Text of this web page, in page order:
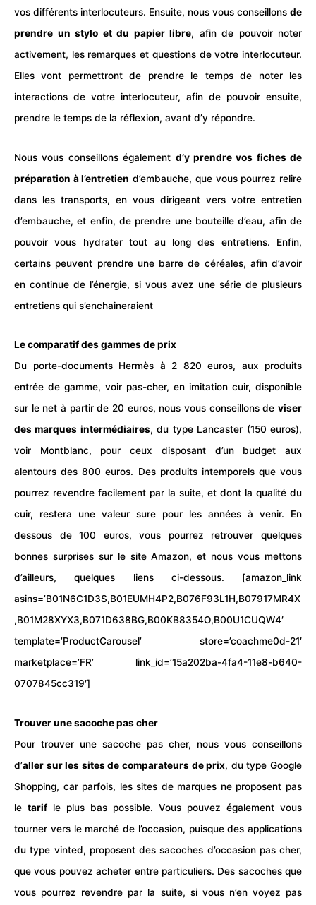
vos différents interlocuteurs. Ensuite, nous vous conseillons de
prendre un stylo et du papier libre, afin de pouvoir noter
activement, les remarques et questions de votre interlocuteur.
Elles vont permettront de prendre le temps de noter les
interactions de votre interlocuteur, afin de pouvoir ensuite,
prendre le temps de la réflexion, avant d’y répondre.
Nous vous conseillons également d’y prendre vos fiches de
préparation à l’entretien d’embauche, que vous pourrez relire
dans les transports, en vous dirigeant vers votre entretien
d’embauche, et enfin, de prendre une bouteille d’eau, afin de
pouvoir vous hydrater tout au long des entretiens. Enfin,
certains peuvent prendre une barre de céréales, afin d’avoir
en continue de l’énergie, si vous avez une série de plusieurs
entretiens qui s’enchaineraient
Le comparatif des gammes de prix
Du porte-documents Hermès à 2 820 euros, aux produits
entrée de gamme, voir pas-cher, en imitation cuir, disponible
sur le net à partir de 20 euros, nous vous conseillons de viser
des marques intermédiaires, du type Lancaster (150 euros),
voir Montblanc, pour ceux disposant d’un budget aux
alentours des 800 euros. Des produits intemporels que vous
pourrez revendre facilement par la suite, et dont la qualité du
cuir, restera une valeur sure pour les années à venir. En
dessous de 100 euros, vous pourrez retrouver quelques
bonnes surprises sur le site Amazon, et nous vous mettons
d’ailleurs, quelques liens ci-dessous. [amazon_link
asins=’B01N6C1D3S,B01EUMH4P2,B076F93L1H,B07917MR4X
,B01M28XYX3,B071D638BG,B00KB8354O,B00U1CUQW4′
template=’ProductCarousel’ store=’coachme0d-21′
marketplace=’FR’ link_id=’15a202ba-4fa4-11e8-b640-
0707845cc319′]
Trouver une sacoche pas cher
Pour trouver une sacoche pas cher, nous vous conseillons
d’aller sur les sites de comparateurs de prix, du type Google
Shopping, car parfois, les sites de marques ne proposent pas
le tarif le plus bas possible. Vous pouvez également vous
tourner vers le marché de l’occasion, puisque des applications
du type vinted, proposent des sacoches d’occasion pas cher,
que vous pouvez acheter entre particuliers. Des sacoches que
vous pourrez revendre par la suite, si vous n’en voyez pas